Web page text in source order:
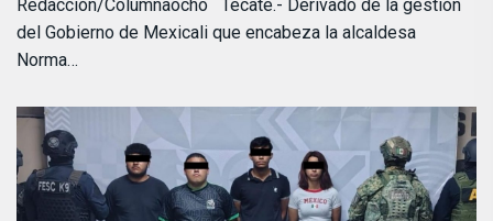
Redacción/Columnaocho Tecate.- Derivado de la gestión
del Gobierno de Mexicali que encabeza la alcaldesa
Norma…